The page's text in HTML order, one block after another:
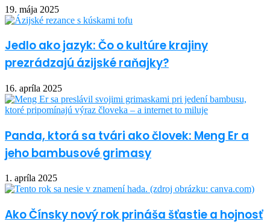
19. mája 2025
Jedlo ako jazyk: Čo o kultúre krajiny
prezrádzajú ázijské raňajky?
16. apríla 2025
Panda, ktorá sa tvári ako človek: Meng Er a
jeho bambusové grimasy
1. apríla 2025
Ako Čínsky nový rok prináša šťastie a hojnosť